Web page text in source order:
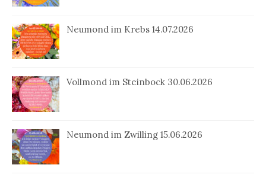
Neumond im Krebs 14.07.2026
Vollmond im Steinbock 30.06.2026
Neumond im Zwilling 15.06.2026